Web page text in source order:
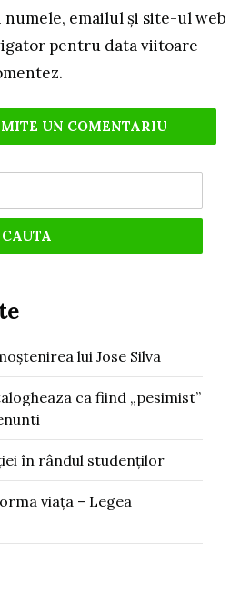
numele, emailul și site-ul web
pentru data viitoare
lui Jose Silva
ca fiind „pesimist”
în rândul studenților
viața – Legea